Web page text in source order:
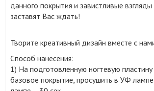
данного покрытия и завистливые
заставят Вас ждать!
Творите креативный дизайн вместе с
Способ нанесения:
1) На подготовленную ногтевую пластину
базовое покрытие, просушить в УФ